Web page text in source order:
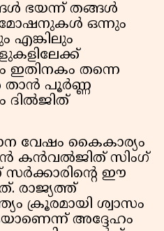
ഭയന്ന് തങ്ങൾ
ഒന്നും
എങ്കിലും
ഇതിനകം തന്നെ
താൻ പൂർണ്ണ
വേഷം കൈകാര്യം
കൻവൽജിത് സിംഗ്
ഈ
രാജ്യത്ത്
ക്രൂരമായി ശ്വാസം
അദ്ദേഹം